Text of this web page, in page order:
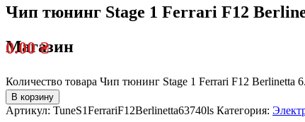
Магазин
Чип тюнинг Stage 1 Ferrari F12
0.00₴
Количество товара Чип тюнинг Stage 1 Ferrari F12 Berlinetta
В корзину
Артикул: TuneS1FerrariF12Berlinetta63740ls Категория: